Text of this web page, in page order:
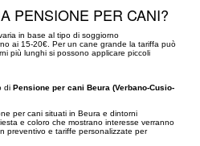
PENSIONE PER CANI?
in base al tipo di soggiorno
ai 15-20€. Per un cane grande la tariffa può
più lunghi si possono applicare piccoli
di Pensione per cani Beura (Verbano-Cusio-
per cani situati in Beura e dintorni
e coloro che mostrano interesse verranno
preventivo e tariffe personalizzate per